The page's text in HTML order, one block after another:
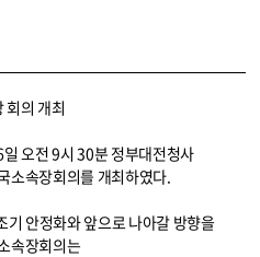
회의 개최
오전 9시 30분 정부대전청사
소속장회의를 개최하였다.
기 안정화와 앞으로 나아갈 방향을
속장회의는